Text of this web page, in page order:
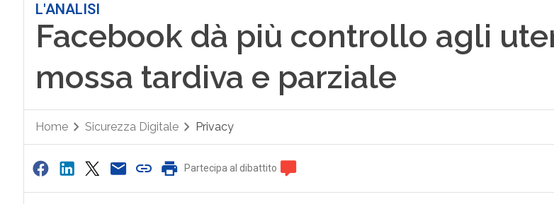
L'ANALISI
Facebook dà più controllo agli
mossa tardiva e parziale
Home Sicurezza Digitale Privacy
Partecipa al dibattito